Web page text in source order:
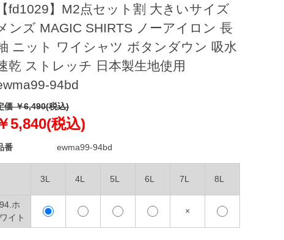
【fd1029】M2点セット割 大きいサイズ
ンズ MAGIC SHIRTS ノーアイロン 長
ニット ワイシャツ ボタンダウン 吸水
乾 ストレッチ 日本製生地使用
94bd
価 ￥6,490(税込)
5,840(税込)
番 ewma99-94bd
3L 4L 5L 6L 7L 8L
94.ホ
ワイト
×